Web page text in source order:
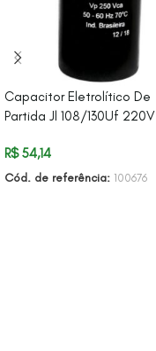
Capacitor Eletrolítico De
Partida Jl 108/130Uf 220V
R$54,14
Cód. de referência: 100676